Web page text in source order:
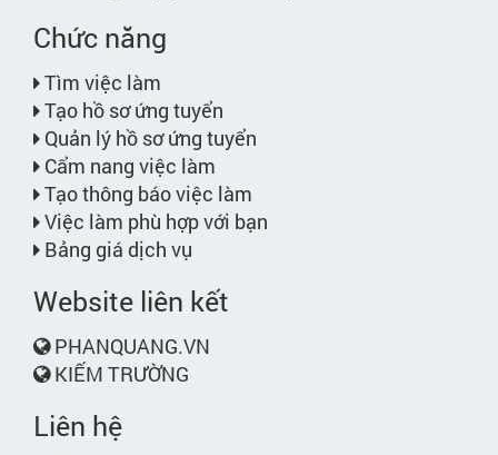
Chức năng
Tìm việc làm
Tạo hồ sơ ứng tuyển
Quản lý hồ sơ ứng tuyển
Cẩm nang việc làm
Tạo thông báo việc làm
Việc làm phù hợp với bạn
Bảng giá dịch vụ
Website liên kết
PHANQUANG.VN
KIẾM TRƯỜNG
Liên hệ